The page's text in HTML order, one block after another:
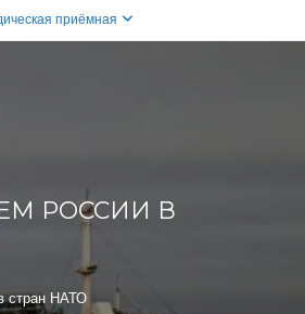
приёмная
РОССИИ В
стран НАТО